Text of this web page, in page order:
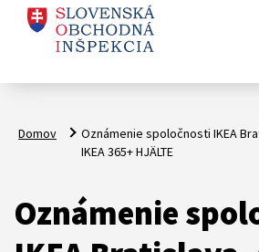
Domov
Oznámenie spoločnosti IKEA
IKEA 365+ HJÄLTE
Oznámenie